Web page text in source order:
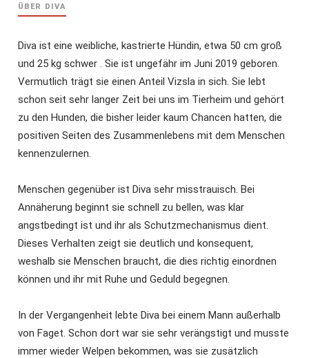
ÜBER DIVA
Diva ist eine weibliche, kastrierte Hündin, etwa 50 cm groß
und 25 kg schwer . Sie ist ungefähr im Juni 2019 geboren.
Vermutlich trägt sie einen Anteil Vizsla in sich. Sie lebt
schon seit sehr langer Zeit bei uns im Tierheim und gehört
zu den Hunden, die bisher leider kaum Chancen hatten, die
positiven Seiten des Zusammenlebens mit dem Menschen
kennenzulernen.
Menschen gegenüber ist Diva sehr misstrauisch. Bei
Annäherung beginnt sie schnell zu bellen, was klar
angstbedingt ist und ihr als Schutzmechanismus dient.
Dieses Verhalten zeigt sie deutlich und konsequent,
weshalb sie Menschen braucht, die dies richtig einordnen
können und ihr mit Ruhe und Geduld begegnen.
In der Vergangenheit lebte Diva bei einem Mann außerhalb
von Faget. Schon dort war sie sehr verängstigt und musste
immer wieder Welpen bekommen, was sie zusätzlich